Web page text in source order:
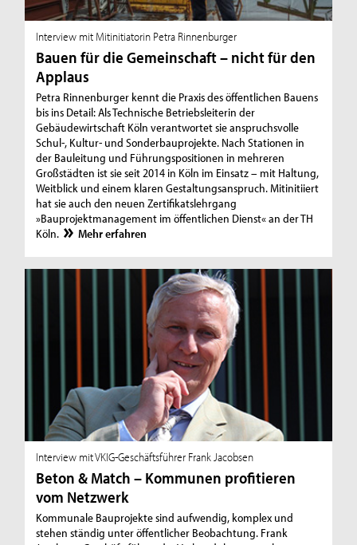
Interview mit Mitinitiatorin Petra Rinnenburger
Bauen für die Gemeinschaft – nicht für den
Applaus
Petra Rinnenburger kennt die Praxis des öffentlichen Bauens
bis ins Detail: Als Technische Betriebsleiterin der
Gebäudewirtschaft Köln verantwortet sie anspruchsvolle
Schul-, Kultur- und Sonderbauprojekte. Nach Stationen in
der Bauleitung und Führungspositionen in mehreren
Großstädten ist sie seit 2014 in Köln im Einsatz – mit Haltung,
Weitblick und einem klaren Gestaltungsanspruch. Mitinitiiert
hat sie auch den neuen Zertifikatslehrgang
»Bauprojektmanagement im öffentlichen Dienst« an der TH
Köln.
Mehr erfahren
Interview mit VKIG-Geschäftsführer Frank Jacobsen
Beton & Match – Kommunen profitieren
vom Netzwerk
Kommunale Bauprojekte sind aufwendig, komplex und
stehen ständig unter öffentlicher Beobachtung. Frank